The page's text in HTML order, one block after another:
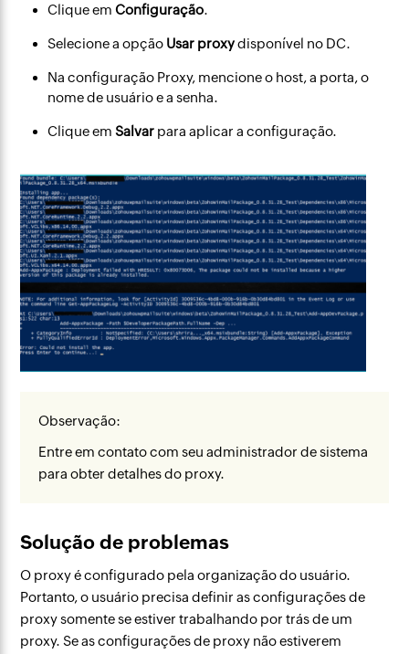
Clique emConfiguração.
Selecione a opção Usar proxydisponível no DC.
Na configuração Proxy, mencione o host, a porta, o
nome de usuário e a senha.
Clique emSalvar para aplicar a configuração.
Observação:
Entre em contato com seu administrador de sistema
para obter detalhes do proxy.
Solução de problemas
O proxy é configurado pela organização do usuário.
Portanto, o usuário precisa definir as configurações de
proxy somente se estiver trabalhando por trás de um
proxy. Se as configurações de proxy não estiverem